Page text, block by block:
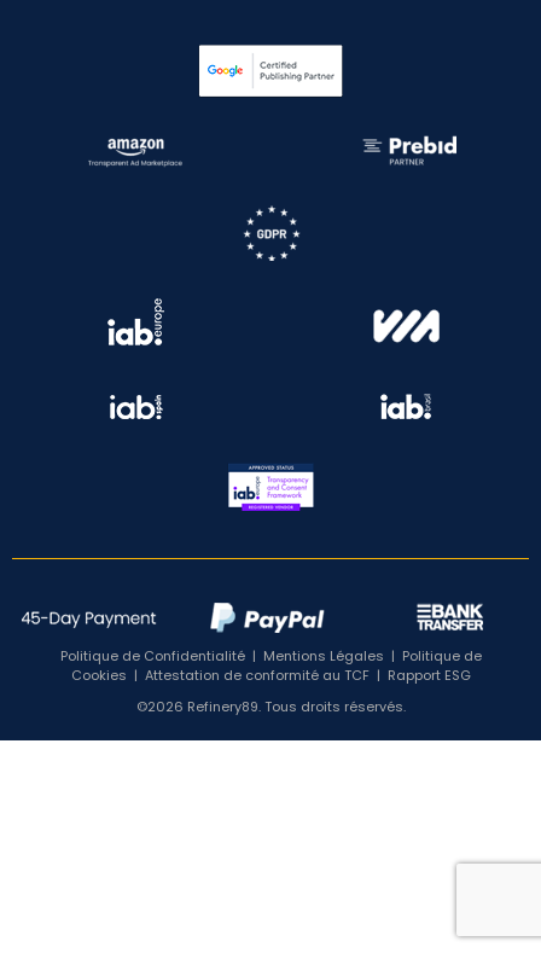
Politique de Confidentialité| Mentions Légales | Politique de
Cookies | Attestation de conformité au TCF| Rapport ESG
©2026 Refinery89. Tous droits réservés.